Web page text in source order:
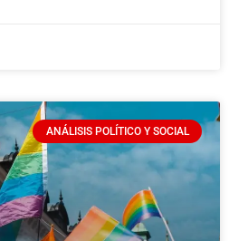
ANÁLISIS POLÍTICO Y SOCIAL